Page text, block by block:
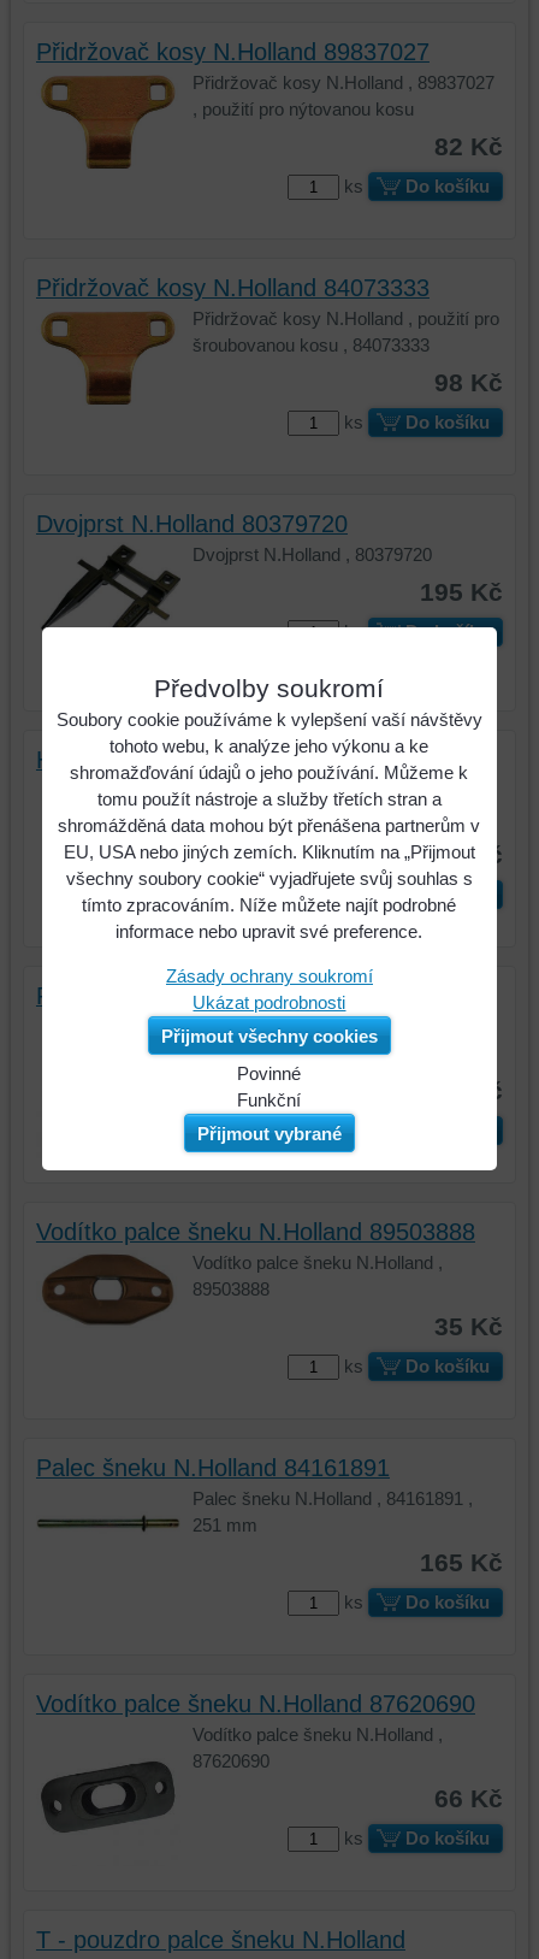
Přidržovač kosy N.Holland 89837027
Přidržovač kosy N.Holland , 89837027
, použití pro nýtovanou kosu
82 Kč
ks Do košíku
Přidržovač kosy N.Holland 84073333
Přidržovač kosy N.Holland , použití pro
šroubovanou kosu , 84073333
98 Kč
ks Do košíku
Dvojprst N.Holland 80379720
Dvojprst N.Holland , 80379720
195 Kč
ks Do košíku
Hlava kosy N.Holland 84433779
Hlava kosy N.Holland , 84433779 ,
807533862
1490 Kč
ks Do košíku
Palec vkladače N.Holland 84433779
Palec vkladače N.Holland , 84433779,
245 mm
95 Kč
ks
Vodítko palce šneku N.Holland 89503888
Vodítko palce šneku N.Holland ,
89503888
35 Kč
ks Do košíku
Palec šneku N.Holland 84161891
Palec šneku N.Holland , 84161891 ,
251 mm
165 Kč
ks Do košíku
Vodítko palce šneku N.Holland 87620690
Vodítko palce šneku N.Holland ,
87620690
66 Kč
ks Do košíku
T - pouzdro palce šneku N.Holland
Předvolby soukromí
Soubory cookie používáme k vylepšení vaší návštěvy
tohoto webu, k analýze jeho výkonu a ke
shromažďování údajů o jeho používání. Můžeme k
tomu použít nástroje a služby třetích stran a
shromážděná data mohou být přenášena partnerům v
EU, USA nebo jiných zemích. Kliknutím na „Přijmout
všechny soubory cookie“ vyjadřujete svůj souhlas s
tímto zpracováním. Níže můžete najít podrobné
informace nebo upravit své preference.
Zásady ochrany soukromí
Ukázat podrobnosti
Přijmout všechny cookies
Povinné
na
vašem
zařízení
(cookies
možné
vaši
zážitku
prohlížení
zabezpečení.
Funkční
vašem
zařízení
(soubory
cookie
poskytovat
funkce,
ukládat
preference
bez
přihlášení,
Přijmout vybrané